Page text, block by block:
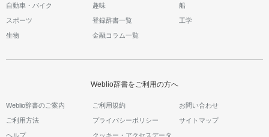
自動車・バイク 趣味 船
スポーツ 登録辞書一覧 工学
生物 金融コラム一覧
Weblio辞書をご利用の方へ
Weblio辞書のご案内 ご利用規約 お問い合わせ
ご利用方法 プライバシーポリシー サイトマップ
ヘルプ
クッキー・アクセスデータ